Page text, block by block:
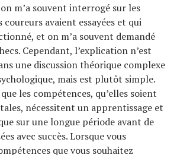
m’a souvent interrogé sur les
coureurs avaient essayées et qui
et on m’a souvent demandé
Cependant, l’explication n’est
une discussion théorique complexe
mais est plutôt simple.
les compétences, qu’elles soient
nécessitent un apprentissage et
sur une longue période avant de
avec succès. Lorsque vous
que vous souhaitez